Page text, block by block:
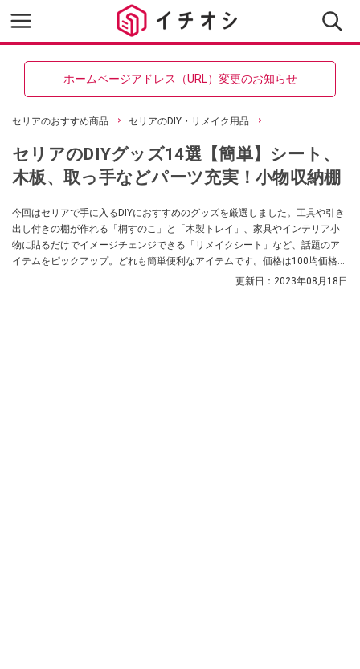
ホームページアドレス（URL）変更のお知らせ
セリアのおすすめ商品 セリアのDIY・リメイク用品
セリアのDIYグッズ14選【簡単】シート、
木板、取っ手などパーツ充実！小物収納棚
今回はセリアで手に入るDIYにおすすめのグッズを厳選しました。工具や引き
出し付きの棚が作れる「桐すのこ」と「木製トレイ」、家具やインテリア小
物に貼るだけでイメージチェンジできる「リメイクシート」など、話題のア
イテムをピックアップ。どれも簡単便利なアイテムです。価格は100均価格
で、いずれも高コスパのものばかり。あわせてSNSでの口コミもお届けしま
更新日： 2023年08月18日